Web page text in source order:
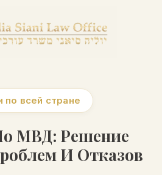
по всей стране
МВД: Решение
И Отказов